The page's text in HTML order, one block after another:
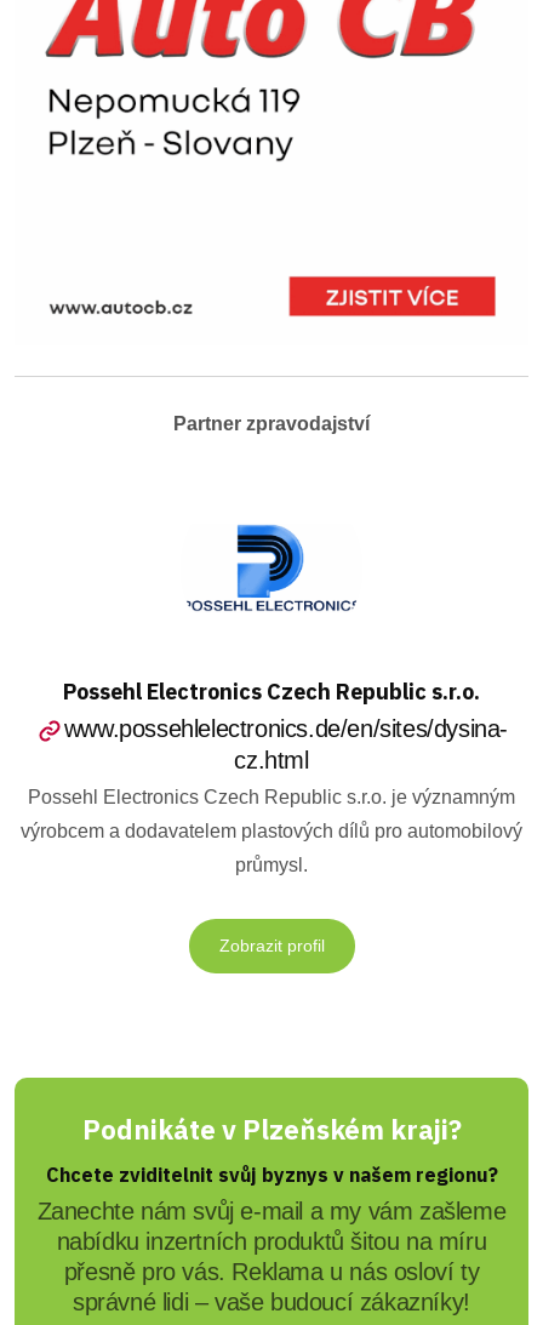
Partner zpravodajství
Possehl Electronics Czech Republic s.r.o.
www.possehlelectronics.de/en/sites/dysina-
cz.html
Possehl Electronics Czech Republic s.r.o. je významným
výrobcem a dodavatelem plastových dílů pro automobilový
průmysl.
Zobrazit profil
Podnikáte v Plzeňském kraji?
Chcete zviditelnit svůj byznys v našem regionu?
Zanechte nám svůj e-mail a my vám zašleme
nabídku inzertních produktů šitou na míru
přesně pro vás. Reklama u nás osloví ty
správné lidi – vaše budoucí zákazníky!